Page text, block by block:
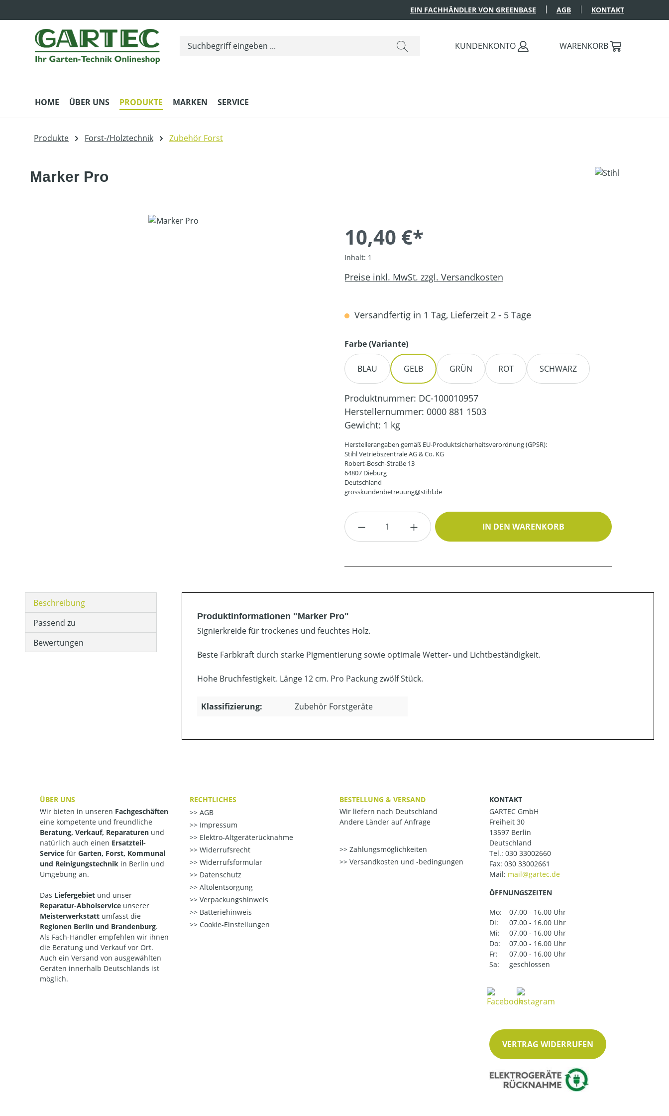
EIN FACHHÄNDLER VON GREENBASE AGB KONTAKT
KUNDENKONTO WARENKORB
HOME ÜBER UNS PRODUKTE MARKEN SERVICE
Produkte Forst-/Holztechnik Zubehör Forst
Marker Pro
10,40 €*
Inhalt: 1
Preise inkl. MwSt. zzgl. Versandkosten
Versandfertig in 1 Tag, Lieferzeit 2 - 5 Tage
Farbe (Variante)auswählen
BLAU GELB GRÜN ROT SCHWARZ
Produktnummer: DC-100010957
Herstellernummer: 0000 881 1503
Gewicht: 1 kg
Herstellerangaben gemäß EU-Produktsicherheitsverordnung (GPSR):
Stihl Vetriebszentrale AG & Co. KG
Robert-Bosch-Straße 13
64807 Dieburg
Deutschland
grosskundenbetreuung@stihl.de
Produkt Anzahl: Gib den gewünschten Wert ein oder
IN DEN WARENKORB
Beschreibung
Passend zu
Bewertungen
Produktinformationen "Marker Pro"
Signierkreide für trockenes und feuchtes Holz.
Beste Farbkraft durch starke Pigmentierung sowie optimale Wetter- und Lichtbeständigkeit.
Hohe Bruchfestigkeit. Länge 12 cm. Pro Packung zwölf Stück.
Klassifizierung: Zubehör Forstgeräte
ÜBER UNS
Wir bieten in unseren Fachgeschäften
eine kompetente und freundliche
Beratung, Verkauf, Reparaturen und
natürlich auch einen Ersatzteil-
Service für Garten, Forst, Kommunal
und Reinigungstechnik in Berlin und
Umgebung an.
Das Liefergebiet und unser
Reparatur-Abholservice unserer
Meisterwerkstatt umfasst die
Regionen Berlin und Brandenburg.
Als Fach-Händler empfehlen wir ihnen
die Beratung und Verkauf vor Ort.
Auch ein Versand von ausgewählten
Geräten innerhalb Deutschlands ist
möglich.
RECHTLICHES
AGB
Impressum
Elektro-Altgeräterücknahme
Widerrufsrecht
Widerrufsformular
Datenschutz
Altölentsorgung
Verpackungshinweis
Batteriehinweis
Cookie-Einstellungen
BESTELLUNG & VERSAND
Wir liefern nach Deutschland
Andere Länder auf Anfrage
Zahlungsmöglichkeiten
Versandkosten und -bedingungen
KONTAKT
GARTEC GmbH
Freiheit 30
13597 Berlin
Deutschland
Tel.: 030 33002660
Fax: 030 33002661
Mail:
ÖFFNUNGSZEITEN
Mo:
07.00 - 16.00 Uhr
Di:
07.00 - 16.00 Uhr
Mi:
07.00 - 16.00 Uhr
Do:
07.00 - 16.00 Uhr
Fr:
07.00 - 16.00 Uhr
Sa:
geschlossen
VERTRAG WIDERRUFEN